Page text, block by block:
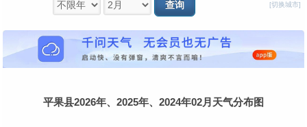
[切换城市]
平果县2026年、2025年、2024年02月天气分布图